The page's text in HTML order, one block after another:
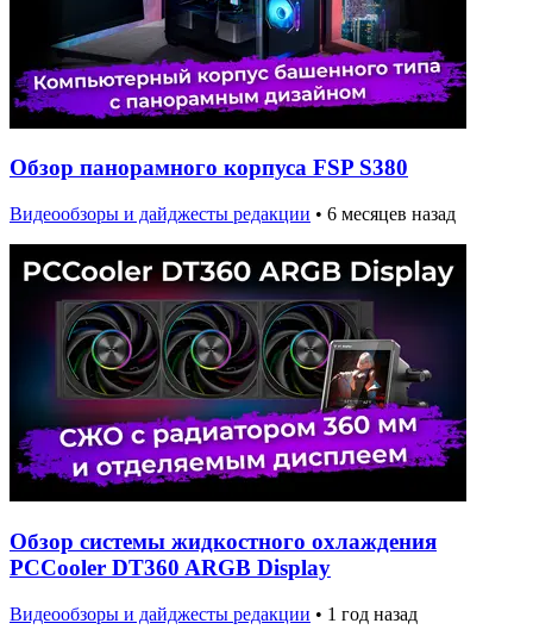
Обзор панорамного корпуса FSP S380
Видеообзоры и дайджесты редакции • 6 месяцев назад
Обзор системы жидкостного охлаждения
PCCooler DT360 ARGB Display
Видеообзоры и дайджесты редакции • 1 год назад